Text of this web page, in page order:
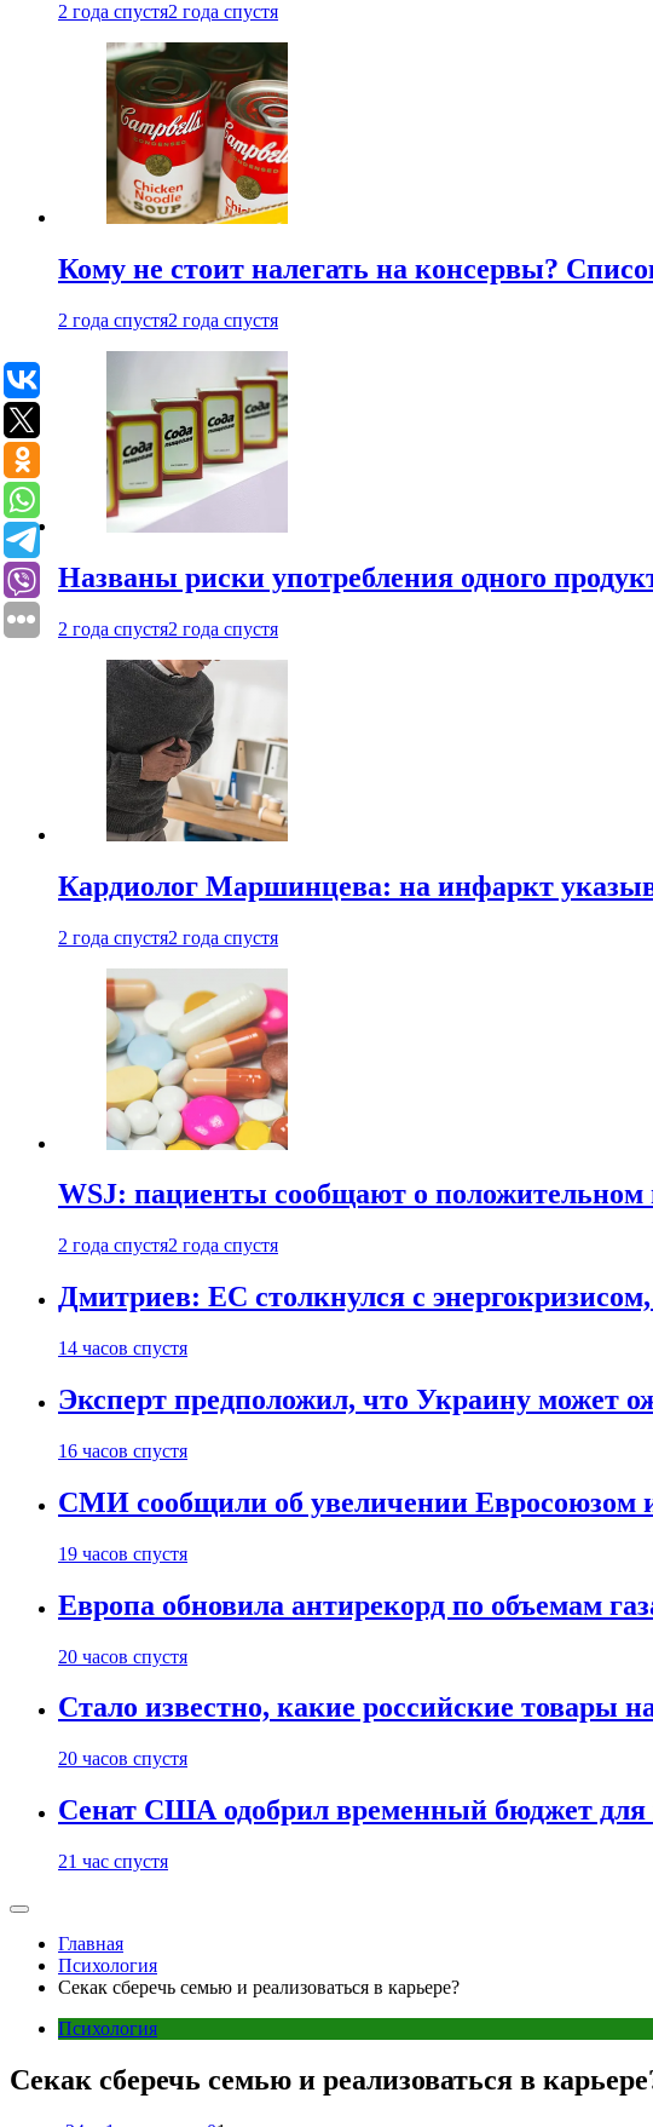
2 года спустя2 года спустя
Кому не стоит налегать на консервы?
2 года спустя2 года спустя
Названы риски употребления одного
2 года спустя2 года спустя
Кардиолог Маршинцева: на инфаркт
2 года спустя2 года спустя
WSJ: пациенты сообщают о
2 года спустя2 года спустя
Дмитриев: ЕС столкнулся с
14 часов спустя
Эксперт предположил, что Украину может
16 часов спустя
СМИ сообщили об увеличении Евросоюзом
19 часов спустя
Европа обновила антирекорд по объемам
20 часов спустя
Стало известно, какие российские товары
20 часов спустя
Сенат США одобрил временный бюджет для
21 час спустя
Главная
Психология
Секак сберечь семью и реализоваться в карьере?
Психология
Секак сберечь семью и реализоваться в